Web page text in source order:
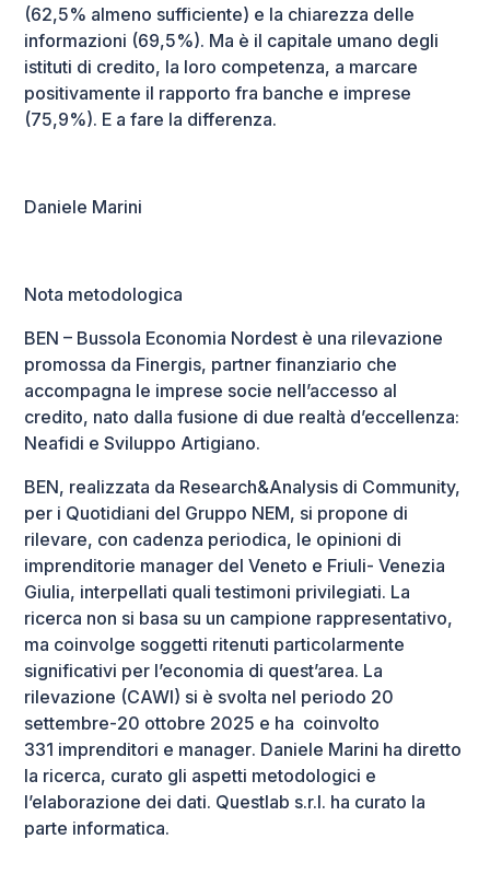
(62,5% almeno sufficiente) e la chiarezza delle
informazioni (69,5%). Ma è il capitale umano degli
istituti di credito, la loro competenza, a marcare
positivamente il rapporto fra banche e imprese
(75,9%). E a fare la differenza.
Daniele Marini
Nota metodologica
BEN – Bussola Economia Nordest è una rilevazione
promossa da Finergis, partner finanziario che
accompagna le imprese socie nell’accesso al
credito, nato dalla fusione di due realtà d’eccellenza:
Neafidi e Sviluppo Artigiano.
BEN, realizzata da Research&Analysis di Community,
per i Quotidiani del Gruppo NEM, si propone di
rilevare, con cadenza periodica, le opinioni di
imprenditorie manager del Veneto e Friuli- Venezia
Giulia, interpellati quali testimoni privilegiati. La
ricerca non si basa su un campione rappresentativo,
ma coinvolge soggetti ritenuti particolarmente
significativi per l’economia di quest’area. La
rilevazione (CAWI) si è svolta nel periodo 20
settembre-20 ottobre 2025 e ha coinvolto
331 imprenditori e manager. Daniele Marini ha diretto
la ricerca, curato gli aspetti metodologici e
l’elaborazione dei dati. Questlab s.r.l. ha curato la
parte informatica.